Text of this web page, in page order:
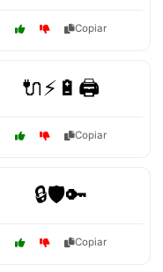
Copiar
🔌⚡🔋🖨️
Copiar
🔒🛡️🔑
Copiar